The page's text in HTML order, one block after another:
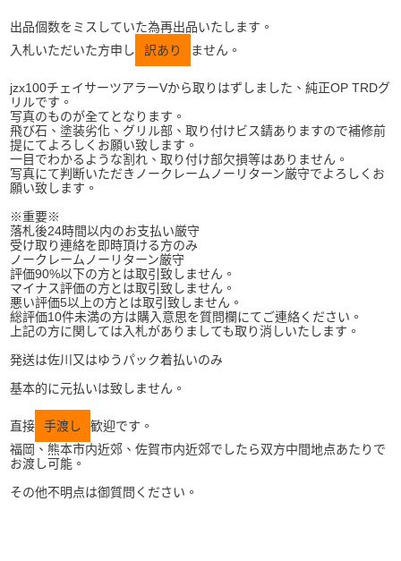
出品個数をミスしていた為再出品いたします。
入札いただいた方申し
訳あり ません。
jzx100チェイサーツアラーVから取りはずしました、純正OP TRDグ
リルです。
写真のものが全てとなります。
飛び石、塗装劣化、グリル部、取り付けビス錆ありますので補修前
提にてよろしくお願い致します。
一目でわかるような割れ、取り付け部欠損等はありません。
写真にて判断いただきノークレームノーリターン厳守でよろしくお
願い致します。
※重要※
落札後24時間以内のお支払い厳守
受け取り連絡を即時頂ける方のみ
ノークレームノーリターン厳守
評価90%以下の方とは取引致しません。
マイナス評価の方とは取引致しません。
悪い評価5以上の方とは取引致しません。
総評価10件未満の方は購入意思を質問欄にてご連絡ください。
上記の方に関しては入札がありましても取り消しいたします。
発送は佐川又はゆうパック着払いのみ
基本的に元払いは致しません。
直接 手渡し
歓迎です。
福岡、熊本市内近郊、佐賀市内近郊でしたら双方中間地点あたりで
お渡し可能。
その他不明点は御質問ください。